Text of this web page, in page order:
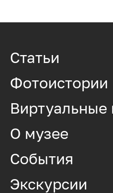
Статьи
Фотоистории
Виртуальные
О музее
События
Экскурсии